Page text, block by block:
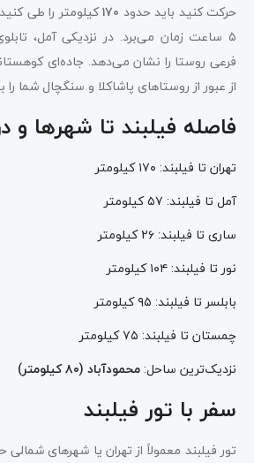
حرکت کنید باید حدود ۱۷۰
۵ ساعت زمان می‌برد. در نزدیکی آمل،
فرعی روستا را نشان می‌دهد. جاده‌ای
از عبور از روستاهای پاشاکلا و سنگچال شما
فاصله فیلبند تا شهرها و
تهران تا فیلبند: ۱۷۰ کیلومتر
آمل تا فیلبند: ۵۷ کیلومتر
ساری تا فیلبند: ۲۶ کیلومتر
نور تا فیلبند: ۱۰۴ کیلومتر
بابلسر تا فیلبند: ۹۵ کیلومتر
چمستان تا فیلبند: ۷۵ کیلومتر
نزدیک‌ترین ساحل:محمودآباد (۸۰کیلومتر)
سفر با تور فیلبند
تور فیلبند معمولاً از تهران یا شهرهای